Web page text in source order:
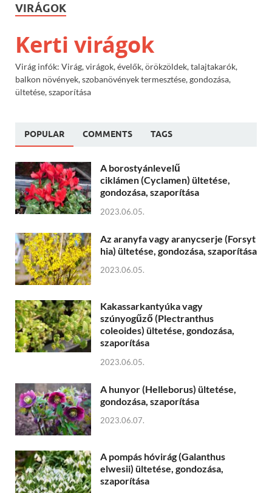
VIRÁGOK
Kerti virágok
Virág infók: Virág, virágok, évelők, örökzöldek, talajtakarók,
balkon növények, szobanövények termesztése, gondozása,
ültetése, szaporítása
POPULAR COMMENTS TAGS
A borostyánlevelű
ciklámen (Cyclamen) ültetése,
gondozása, szaporítása
2023.06.05.
Az aranyfa vagy aranycserje (Forsyt
hia) ültetése, gondozása, szaporítása
2023.06.05.
Kakassarkantyúka vagy
szúnyogűző (Plectranthus
coleoides) ültetése, gondozása,
szaporítása
2023.06.05.
A hunyor (Helleborus) ültetése,
gondozása, szaporítása
2023.06.07.
A pompás hóvirág (Galanthus
elwesii) ültetése, gondozása,
szaporítása